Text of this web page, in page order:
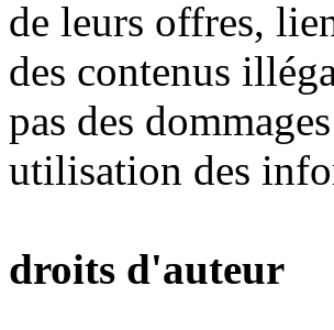
de leurs offres,
des contenus
pas des
utilisation des
droits d'auteur